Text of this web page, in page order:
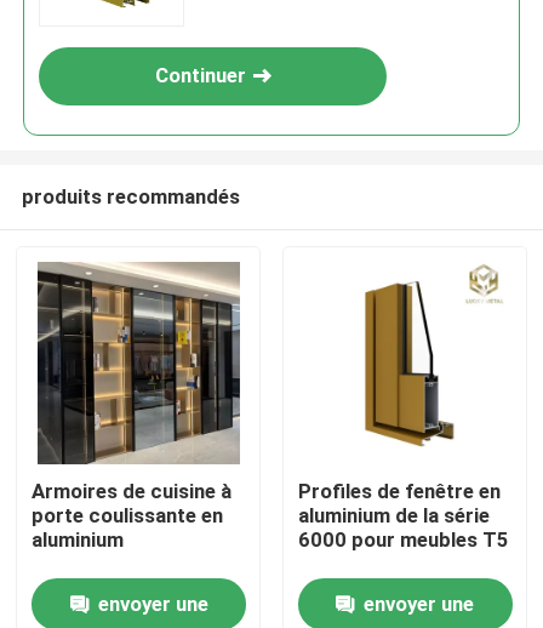
Aperçu
Produits
A propos de nous
Continuer
produits recommandés
Armoires de cuisine à
porte coulissante en
aluminium
envoyer une
Profiles de fenêtre en
aluminium de la série
6000 pour meubles T5
envoyer une